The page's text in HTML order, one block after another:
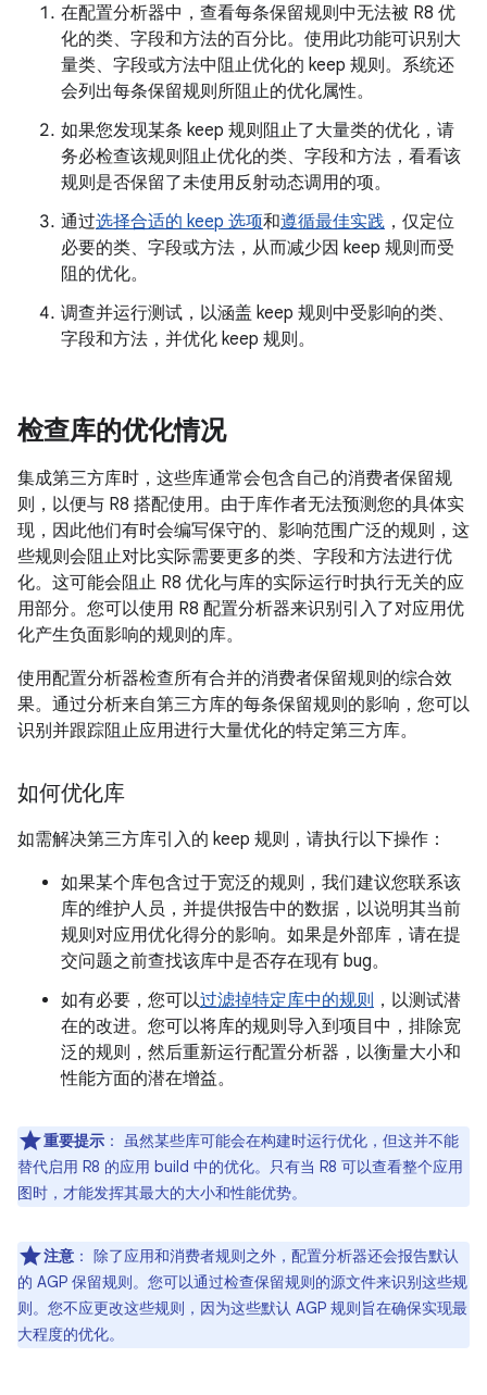
在配置分析器中，查看每条保留规则中无法被 R8 优
化的类、字段和方法的百分比。使用此功能可识别大
量类、字段或方法中阻止优化的 keep 规则。系统还
会列出每条保留规则所阻止的优化属性。
如果您发现某条 keep 规则阻止了大量类的优化，请
务必检查该规则阻止优化的类、字段和方法，看看该
规则是否保留了未使用反射动态调用的项。
通过选择合适的 keep 选项和遵循最佳实践 ，仅定位
必要的类、字段或方法，从而减少因 keep 规则而受
阻的优化。
调查并运行测试，以涵盖 keep 规则中受影响的类、
字段和方法，并优化 keep 规则。
检查库的优化情况
集成第三方库时，这些库通常会包含自己的消费者保留规
则，以便与 R8 搭配使用。由于库作者无法预测您的具体实
现，因此他们有时会编写保守的、影响范围广泛的规则，这
些规则会阻止对比实际需要更多的类、字段和方法进行优
化。这可能会阻止 R8 优化与库的实际运行时执行无关的应
用部分。您可以使用 R8 配置分析器来识别引入了对应用优
化产生负面影响的规则的库。
使用配置分析器检查所有合并的消费者保留规则的综合效
果。通过分析来自第三方库的每条保留规则的影响，您可以
识别并跟踪阻止应用进行大量优化的特定第三方库。
如何优化库
如需解决第三方库引入的 keep 规则，请执行以下操作：
如果某个库包含过于宽泛的规则，我们建议您联系该
库的维护人员，并提供报告中的数据，以说明其当前
规则对应用优化得分的影响。如果是外部库，请在提
交问题之前查找该库中是否存在现有 bug。
如有必要，您可以过滤掉特定库中的规则 ，以测试潜
在的改进。您可以将库的规则导入到项目中，排除宽
泛的规则，然后重新运行配置分析器，以衡量大小和
性能方面的潜在增益。
重要提示 ：
虽然某些库可能会在构建时运行优化，但这并不能
替代启用 R8 的应用 build 中的优化。只有当 R8 可以查看整个应用
图时，才能发挥其最大的大小和性能优势。
注意 ： 除了应用和消费者规则之外，配置分析器还会报告默认
的 AGP 保留规则。您可以通过检查保留规则的源文件来识别这些规
则。您不应更改这些规则，因为这些默认 AGP 规则旨在确保实现最
大程度的优化。